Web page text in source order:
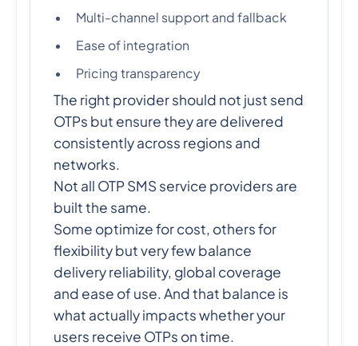
Multi-channel support and fallback
Ease of integration
Pricing transparency
The right provider should not just send
OTPs but ensure they are delivered
consistently across regions and
networks.
Not all OTP SMS service providers are
built the same.
Some optimize for cost, others for
flexibility but very few balance
delivery reliability, global coverage
and ease of use. And that balance is
what actually impacts whether your
users receive OTPs on time.